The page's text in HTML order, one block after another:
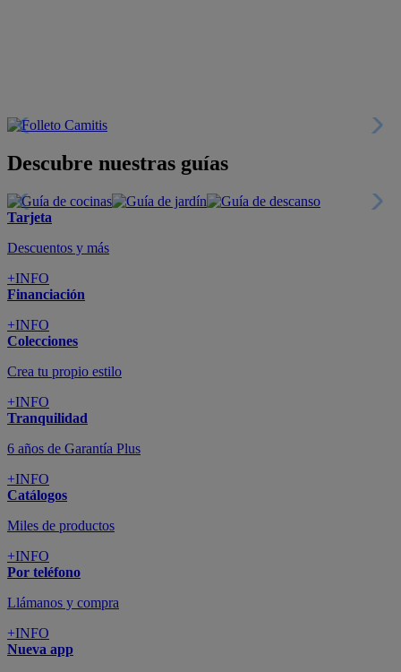
Descubre nuestras guías
Tarjeta
Descuentos y más
+INFO
Financiación
+INFO
Colecciones
Crea tu propio estilo
+INFO
Tranquilidad
6 años de Garantía Plus
+INFO
Catálogos
Miles de productos
+INFO
Por teléfono
Llámanos y compra
+INFO
Nueva app